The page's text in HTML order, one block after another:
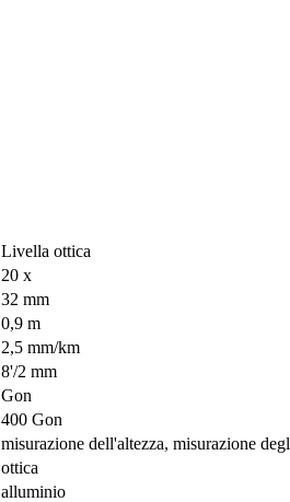
Livella ottica
20 x
32 mm
0,9 m
2,5 mm/km
8'/2 mm
Gon
400 Gon
misurazione dell'altezza, misurazione
ottica
alluminio